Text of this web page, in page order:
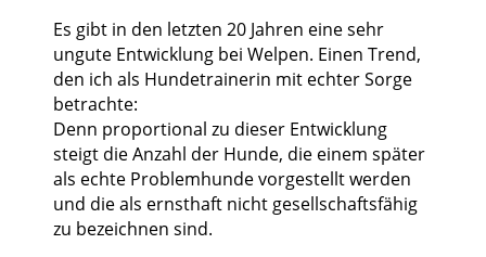
Es gibt in den letzten 20 Jahren eine sehr
ungute Entwicklung bei Welpen. Einen Trend,
den ich als Hundetrainerin mit echter Sorge
betrachte:
Denn proportional zu dieser Entwicklung
steigt die Anzahl der Hunde, die einem später
als echte Problemhunde vorgestellt werden
und die als ernsthaft nicht gesellschaftsfähig
zu bezeichnen sind.